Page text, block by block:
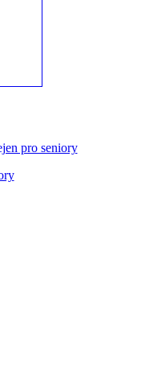
pro seniory